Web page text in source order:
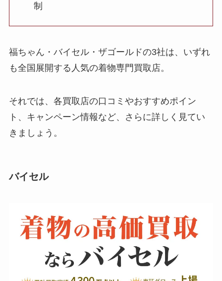
制
福ちゃん・バイセル・ザゴールドの3社は、いずれ
も全国展開する人気の着物専門買取店。
それでは、各買取店の口コミやおすすめポイン
ト、キャンペーン情報など、さらに詳しく見てい
きましょう。
バイセル